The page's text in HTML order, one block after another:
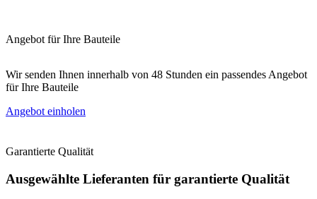
Angebot für Ihre Bauteile
Wir senden Ihnen innerhalb von 48 Stunden ein passendes Angebot
für Ihre Bauteile
Angebot einholen
Garantierte Qualität
Ausgewählte Lieferanten für garantierte Qualität